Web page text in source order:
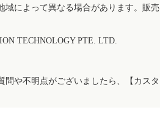
によって異なる場合があります。販
TECHNOLOGY PTE. LTD.
や不明点がございましたら、【カス